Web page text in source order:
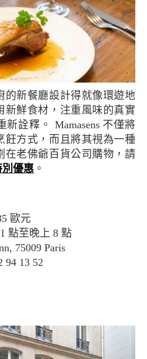
新鮮食材，注重風味的真實
詮釋。 Mamasens 不僅將
飪方式，而且將其視為一種
在老佛爺百貨公司購物，請
別優惠 。
歐元
點至晚上 8 點
75009 Paris
94 13 52